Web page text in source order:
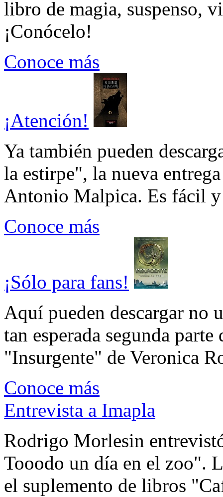
libro de magia, suspenso,
¡Conócelo!
Conoce más
¡Atención!
Ya también pueden
la estirpe", la nueva
Antonio Malpica. Es fácil
Conoce más
¡Sólo para fans!
Aquí pueden descargar no
tan esperada segunda
"Insurgente" de Veronica
Conoce más
Entrevista a Imapla
Rodrigo Morlesin
Tooodo un día en el zoo".
el suplemento de libros